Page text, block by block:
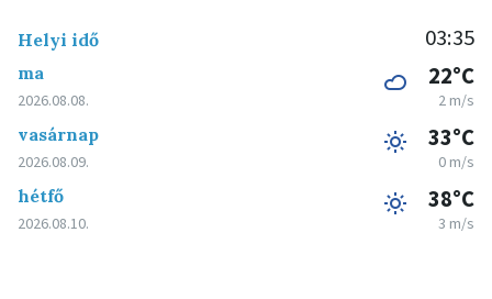
Helyi idő 03:35
ma
2026.08.08.
22°C
2 m/s
vasárnap
2026.08.09.
33°C
0 m/s
hétfő
2026.08.10.
38°C
3 m/s